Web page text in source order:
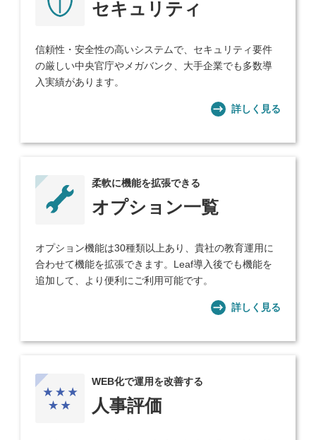
セキュリティ
信頼性・安全性の高いシステムで、セキュリティ要件
の厳しい中央官庁やメガバンク、大手企業でも多数導
入実績があります。
詳しく見る
柔軟に機能を拡張できる
オプション一覧
オプション機能は30種類以上あり、貴社の教育運用に
合わせて機能を拡張できます。Leaf導入後でも機能を
追加して、より便利にご利用可能です。
詳しく見る
WEB化で運用を改善する
人事評価